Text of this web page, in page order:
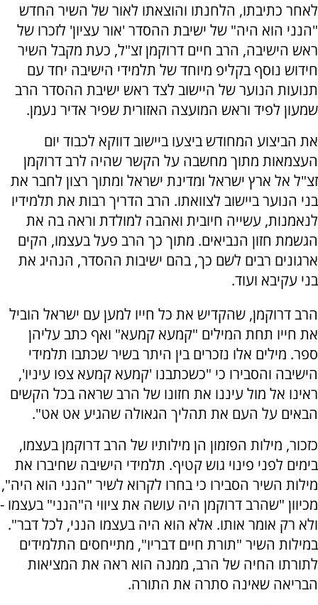
לאחר כתיבתו, הלחנתו והוצאתו לאור של השיר החדש
"הנני הוא היה" של ישיבת ההסדר 'אור עציון' לזכרו של
ראש הישיבה, הרב חיים דרוקמן זצ"ל, כעת מקבל השיר
חידוש נוסף בקליפ מיוחד של תלמידי הישיבה יחד עם
תנועות הנוער של היישוב לצד ראש ישיבת ההסדר הרב
שמעון לפיד וראש המועצה האזורית שפיר אדיר נעמן.
את הביצוע המחודש ביצעו ביישוב דווקא לכבוד יום
העצמאות מתוך מחשבה על הקשר שהיה לרב דרוקמן
זצ"ל אל ארץ ישראל ומדינת ישראל ומתוך רצון לחבר את
בני הנוער ביישוב לצוואתו. הרב הדריך רבות את תלמידיו
לנאמנות, עשייה חיובית ואהבה למולדת וראה בה את
הגשמת חזון הנביאים. מתוך כך הרב פעל בעצמו, הקים
ארגונים רבים לשם כך, בהם ישיבות ההסדר, הנהיג את
בני עקיבא ועוד.
הרב דרוקמן, שהקדיש את כל חייו למען עם ישראל הוביל
את חייו תחת המילים "קמעא קמעא" ואף כתב עליהן
ספר. מילים אלו נזכרים בין היתר בשיר שכתבו תלמידי
הישיבה והסבירו כי "כשכתבנו 'קמעא קמעא צפו עיניו',
ראינו אל מול עיננו את חזונו של הרב שראה בכל הקשים
הבאים על העם את תהליך הגאולה שהגיע אט אט".
כזכור, מילות הפזמון הן מילותיו של הרב דרוקמן בעצמו,
בימים לפני פינוי גוש קטיף. תלמידי הישיבה שחיברו את
מילות השיר הסבירו כי בחרו לקרוא לשיר "הנני הוא היה",
מכיוון "שהרב דרוקמן היה עושה את ציווי ה"הנני" בעצמו -
ולא רק אומר אותו. אלא הוא היה בעצמו הנני, לכל דבר".
במילות השיר "תורת חיים דבריו", מתייחסים התלמידים
לתורתו החיה של הרב, ממנה הוא ראה את המציאות
הבריאה שאינה סתרה את התורה.